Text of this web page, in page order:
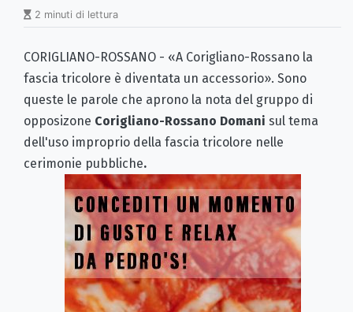
2 minuti di lettura
CORIGLIANO-ROSSANO - «A Corigliano-Rossano la
fascia tricolore è diventata un accessorio». Sono
queste le parole che aprono la nota del gruppo di
opposizone Corigliano-Rossano Domani sul tema
dell'uso improprio della fascia tricolore nelle
cerimonie pubbliche.